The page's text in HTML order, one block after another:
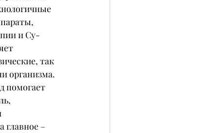
и Су-
так
организма.
помогает
главное –